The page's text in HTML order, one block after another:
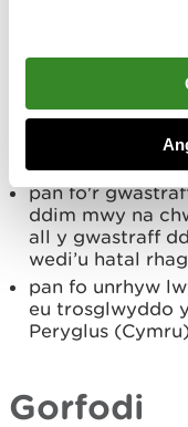
beryglus sydd
unrhyw un
pan nad yw
wedi’i storio ar
fwy na phum
pan fo'r
ddim mwy na
all y gwastraff
wedi’u hatal
pan fo unrhyw
eu trosglwyddo
Peryglus
Gorfodi